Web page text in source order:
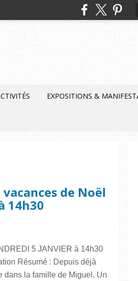
EXPOSITIONS &
de Noël
14h30
5 JANVIER à 14h30
Résumé : Depuis déjà
dans la famille de Miguel. Un